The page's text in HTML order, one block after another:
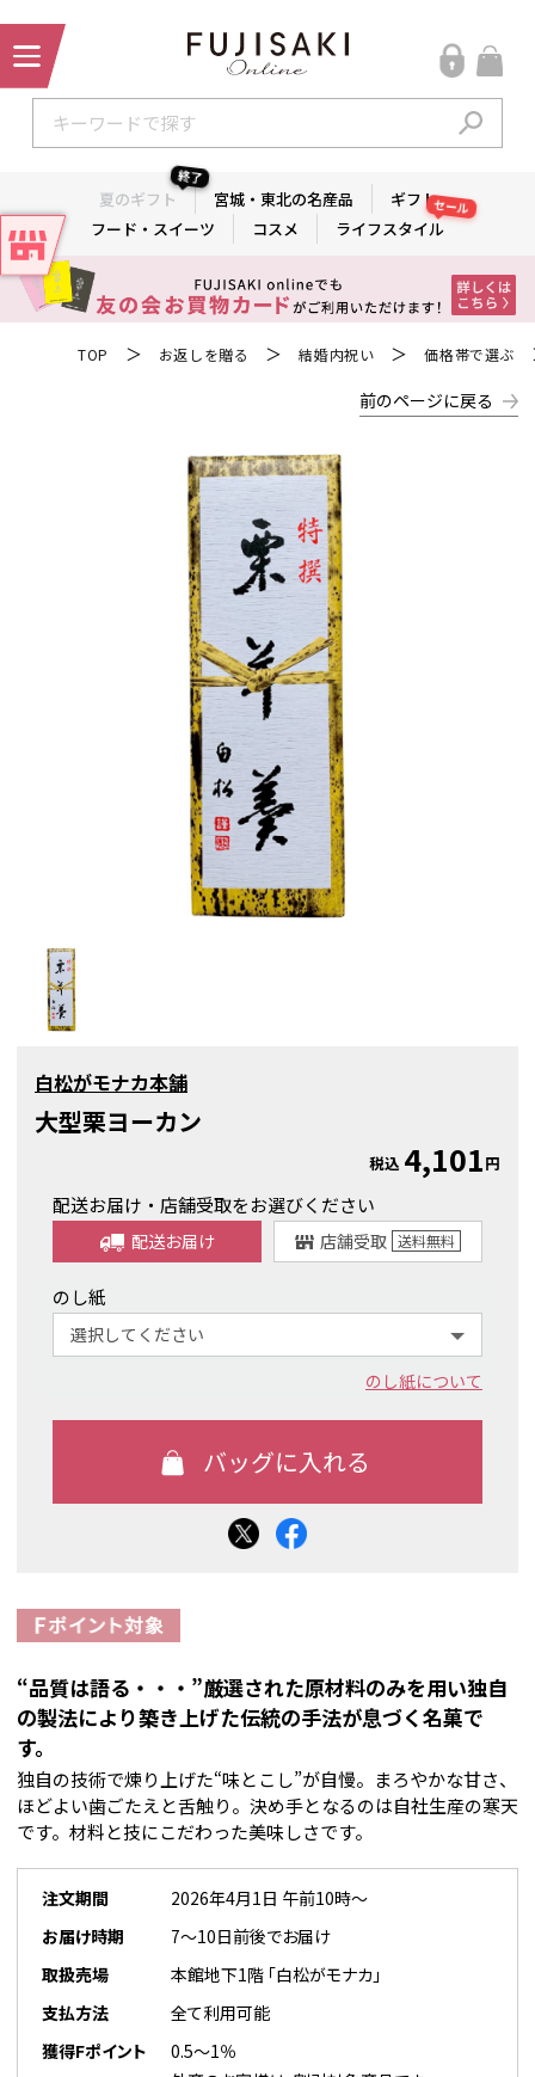
夏のギフト
終了
宮城・東北の名産品
ギフト
フード・スイーツ
コスメ ライフスタイル
セール
TOP ＞ お返しを贈る ＞ 結婚内祝い ＞ 価格帯で選ぶ
前のページに戻る
白松がモナカ本舗
大型栗ヨーカン
税込 4,101円
配送お届け・店舗受取をお選びください
配送お届け 店舗受取 送料無料
のし紙
のし紙について
“品質は語る・・・”厳選された原材料のみを用い独自
の製法により築き上げた伝統の手法が息づく名菓で
す。
独自の技術で煉り上げた“味とこし”が自慢。まろやかな甘さ、
ほどよい歯ごたえと舌触り。決め手となるのは自社生産の寒天
です。材料と技にこだわった美味しさです。
注文期間
2026年4月1日 午前10時～
お届け時期
7～10日前後でお届け
取扱売場
本館地下1階 「白松がモナカ」
支払方法
全て利用可能
獲得Fポイント
0.5～1％